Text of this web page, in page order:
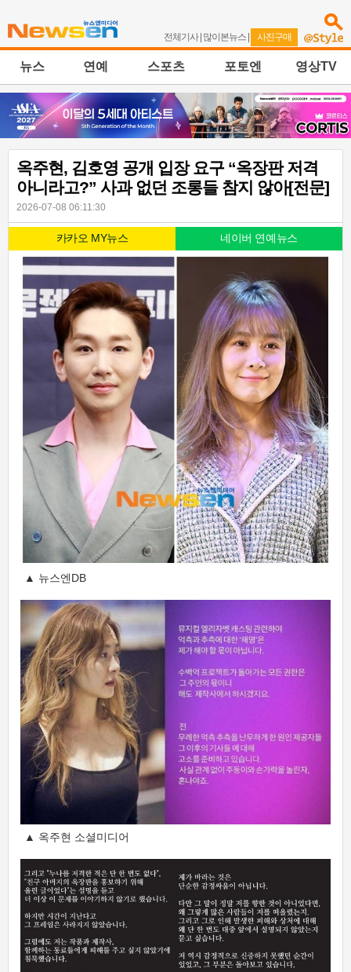
전체기사| 많이본뉴스 | 사진구매
뉴스 연예 스포츠 포토엔 영상TV
옥주현, 김호영 공개 입장 요구 “옥장판 저격
아니라고?” 사과 없던 조롱들 참지 않아[전문]
2026-07-08 06:11:30
카카오 MY뉴스 네이버 연예뉴스
▲ 뉴스엔DB
▲ 옥주현 소셜미디어